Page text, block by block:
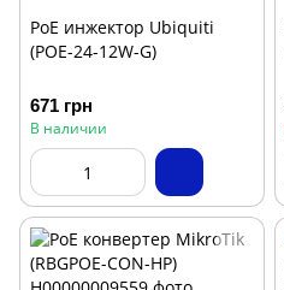
PoE инжектор Ubiquiti
(POE-24-12W-G)
671 грн
В наличии